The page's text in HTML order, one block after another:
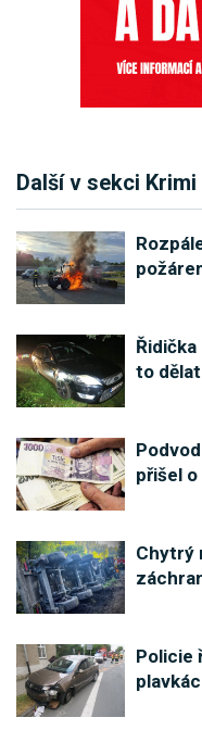
Další v sekci Krimi
to dělat
přišel
Chytrý
Policie